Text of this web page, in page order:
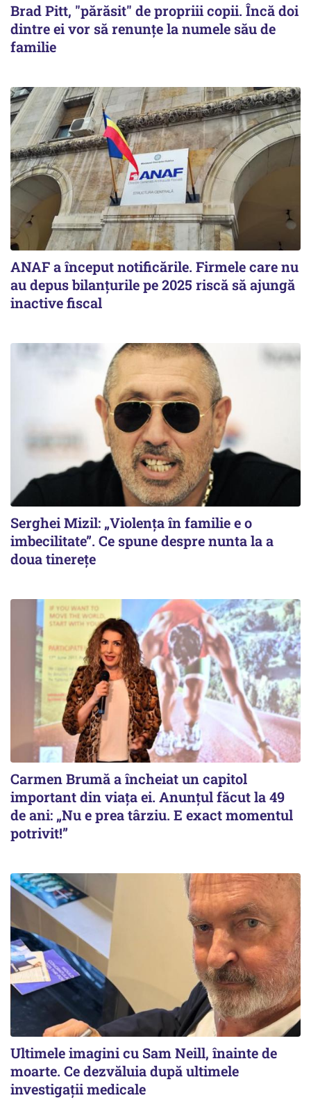
Brad Pitt, "părăsit" de propriii copii. Încă doi
dintre ei vor să renunțe la numele său de
familie
ANAF a început notificările. Firmele care nu
au depus bilanțurile pe 2025 riscă să ajungă
inactive fiscal
Serghei Mizil: „Violența în familie e o
imbecilitate”. Ce spune despre nunta la a
doua tinerețe
Carmen Brumă a încheiat un capitol
important din viața ei. Anunțul făcut la 49
de ani: „Nu e prea târziu. E exact momentul
potrivit!”
Ultimele imagini cu Sam Neill, înainte de
moarte. Ce dezvăluia după ultimele
investigații medicale